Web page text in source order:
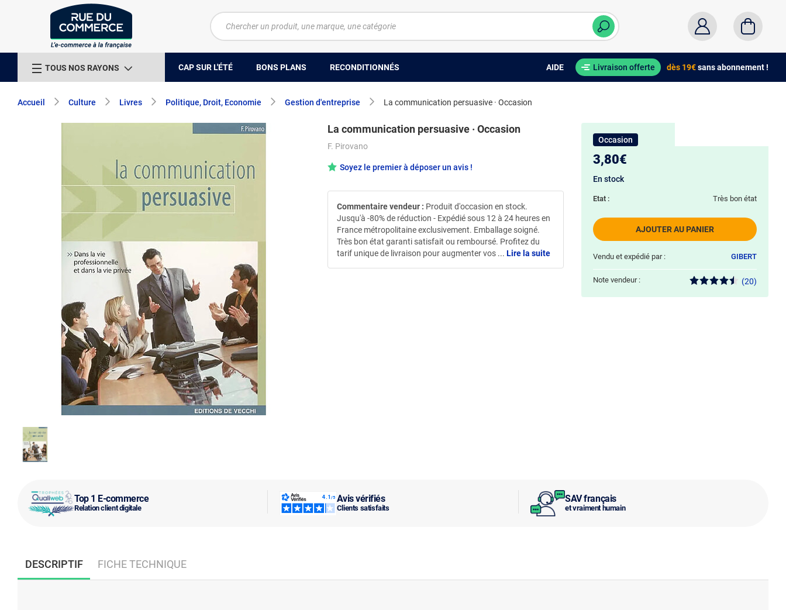
TOUS NOS RAYONS CAP SUR L'ÉTÉ BONS PLANS RECONDITIONNÉS AIDE Livraison offerte dès 19€sans abonnement !
Accueil Culture Livres Politique, Droit, Economie Gestion d'entreprise La communication persuasive · Occasion
Top 1 E-commerce
Relation client digitale
Avis vérifiés
Clients satisfaits
SAV français
et vraiment humain
La communication persuasive · Occasion
F. Pirovano
Soyez le premier à déposer un avis !
Commentaire vendeur : Produit d'occasion en stock.
Jusqu'à -80% de réduction - Expédié sous 12 à 24 heures en
France métropolitaine exclusivement. Emballage soigné.
Très bon état garanti satisfait ou remboursé. Profitez du
tarif unique de livraison pour augmenter vos ... Lire la suite
Occasion
3,80€
AJOUTER AU PANIER
En stock
Etat : Très bon état
Vendu et expédié par : GIBERT
Note vendeur : (20)
DESCRIPTIF FICHE TECHNIQUE